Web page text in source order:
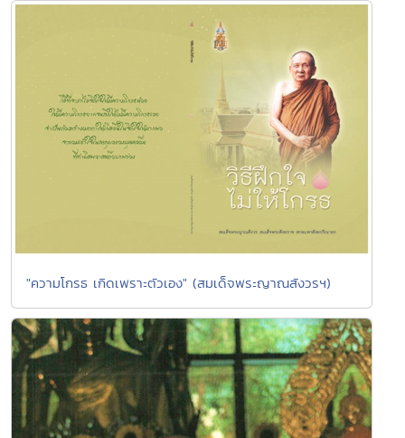
"ความโกรธ เกิดเพราะตัวเอง" (สมเด็จพระญาณสังวรฯ)